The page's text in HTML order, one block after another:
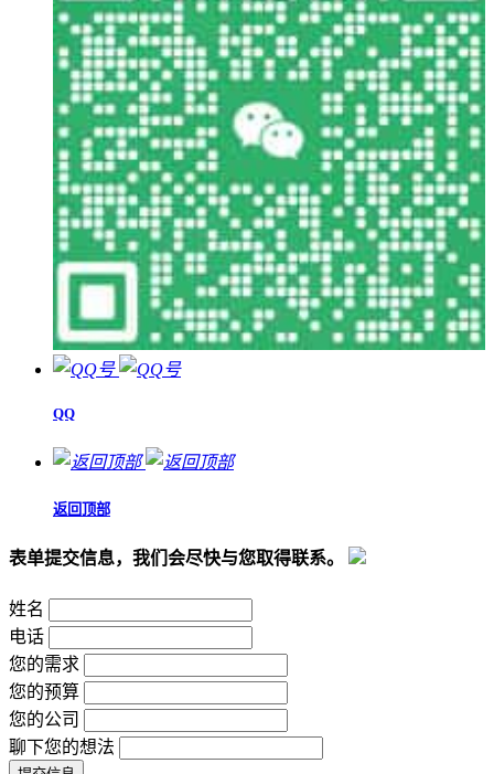
QQ
返回顶部
表单提交信息，我们会尽快与您取得联系。
姓名
电话
您的需求
您的预算
您的公司
聊下您的想法